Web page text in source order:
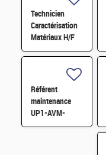
Technicien
Caractérisation
Matériaux H/F
Référent
maintenance
UP1-AVM-
IECDA H/F